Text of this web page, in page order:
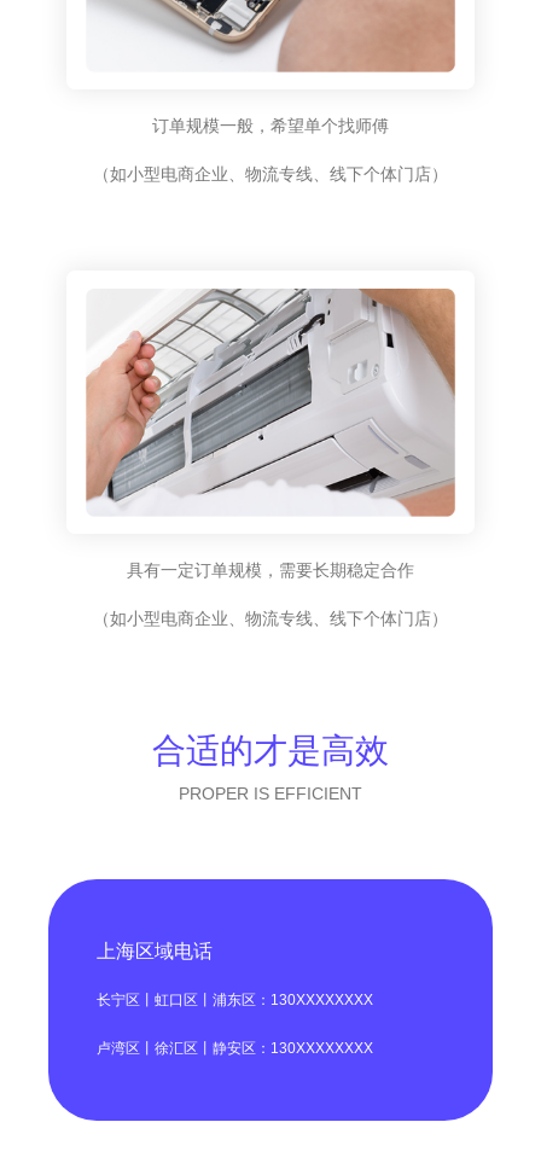
订单规模一般，希望单个找师傅
（如小型电商企业、物流专线、线下个体门店）
具有一定订单规模，需要长期稳定合作
（如小型电商企业、物流专线、线下个体门店）
合适的才是高效
PROPER IS EFFICIENT
上海区域电话
长宁区丨虹口区丨浦东区：130XXXXXXXX
卢湾区丨徐汇区丨静安区：130XXXXXXXX